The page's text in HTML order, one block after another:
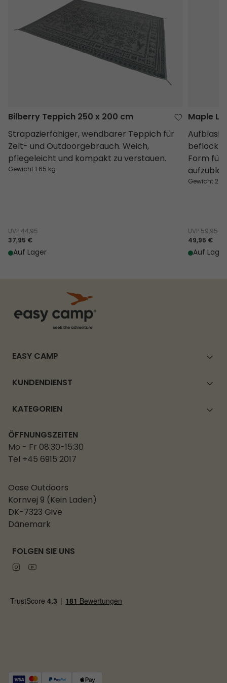
Bilberry Teppich 250 x 200 cm
Strapazierfähiger, wendbarer Teppich für
Zelt- und Outdoorgebrauch. Weich,
pflegeleicht und kompakt zu verstauen.
Gewicht 1.65 kg
UVP44,95
37,95 €
Auf Lager
Maple
Form für
Gewicht 2.1
UVP 59,95
49,95 €
Auf Lager
EASY CAMP
KUNDENDIENST
KATEGORIEN
ÖFFNUNGSZEITEN
Mo - Fr 08:30-15:30
Tel +45 6915 2017
Oase Outdoors
Kornvej 9 (Kein Laden)
DK-7323 Give
Dänemark
FOLGEN SIE UNS
Instagram
Youtube